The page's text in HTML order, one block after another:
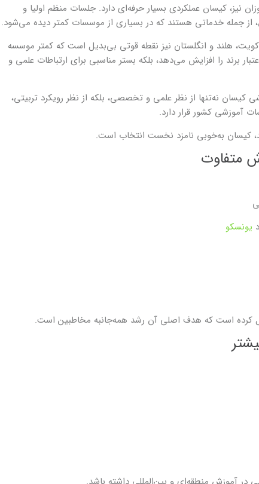
نیز، کیسان عملکردی بسیار حرفه‌ای دارد. جلسات منظم اولیا و
از جمله خدماتی هستند که در بسیاری از موسسات کمتر دیده می‌شود.
هلند و انگلستان نیز نقطه قوتی بی‌بدیل است که کمتر موسسه
برند را افزایش می‌دهد، بلکه بستر مناسبی برای ارتباطات علمی و
نه‌تنها از نظر علمی و تخصصی، بلکه از نظر رویکرد تربیتی،
آموزشی کشور قرار دارد.
کیسان به‌خوبی نامزد نخست انتخاب است.
متفاوت
یونسکو
کرده است که هدف اصلی آن رشد همه‌جانبه مخاطبین است.